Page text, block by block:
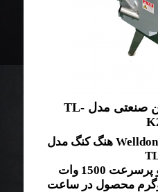
خردکن و خلال کن صنعتی مدل TL-
خلال کن و خردکن برند Welldone هنگ کنگ مدل
1500 وات